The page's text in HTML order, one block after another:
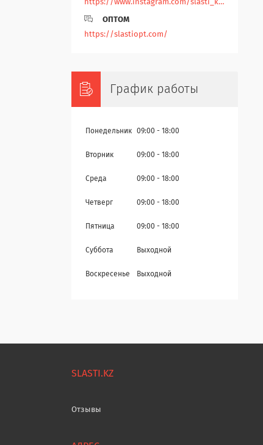
https://www.instagram.com/slasti_kz/
ОПТОМ
https://slastiopt.com/
График работы
Понедельник 09:00 18:00
Вторник 09:00 18:00
Среда 09:00 18:00
Четверг 09:00 18:00
Пятница 09:00 18:00
Суббота Выходной
Воскресенье Выходной
SLASTI.KZ
Отзывы